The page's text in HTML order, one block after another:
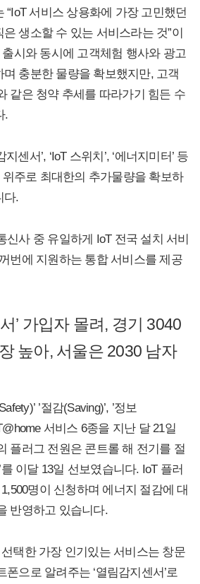
“IoT 서비스 상용화에 가장 고민했던
생소할 수 있는 서비스라는 것”이
시와 동시에 고객체험 행사와 광고
충분한 물량을 확보했지만, 고객
같은 청약 추세를 따라가기 힘든 수
.
센서’, ‘IoT 스위치’, ‘에너지미터’ 등
주로 최대한의 추가물량을 확보하
다.
신사 중 유일하게 IoT 전국 설치 서비
번에 지원하는 통합 서비스를 제공
’ 가입자 몰려, 경기 3040
높아, 서울은 2030 남자
’절감(Saving)’, ’정보
서비스 6종을 지난 달 21일
플러그 전원은 콘트롤 해 전기를 절
를 이달 13일 선보였습니다. IoT 플러
명이 신청하며 에너지 절감에 대
반영하고 있습니다.
택한 가장 인기있는 서비스는 창문
으로 알려주는 ‘열림감지센서’로